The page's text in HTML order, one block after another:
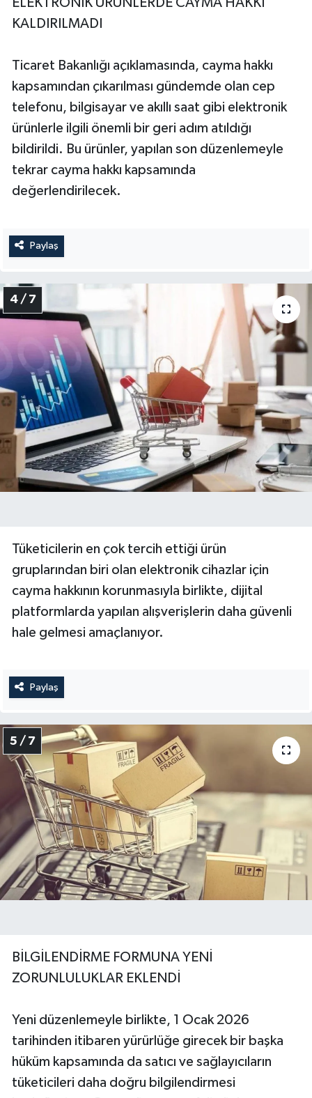
ELEKTRONİK ÜRÜNLERDE CAYMA HAKKI
KALDIRILMADI
Ticaret Bakanlığı açıklamasında, cayma hakkı
kapsamından çıkarılması gündemde olan cep
telefonu, bilgisayar ve akıllı saat gibi elektronik
ürünlerle ilgili önemli bir geri adım atıldığı
bildirildi. Bu ürünler, yapılan son düzenlemeyle
tekrar cayma hakkı kapsamında
değerlendirilecek.
Paylaş
4 / 7
Tüketicilerin en çok tercih ettiği ürün
gruplarından biri olan elektronik cihazlar için
cayma hakkının korunmasıyla birlikte, dijital
platformlarda yapılan alışverişlerin daha güvenli
hale gelmesi amaçlanıyor.
Paylaş
5 / 7
BİLGİLENDİRME FORMUNA YENİ
ZORUNLULUKLAR EKLENDİ
Yeni düzenlemeyle birlikte, 1 Ocak 2026
tarihinden itibaren yürürlüğe girecek bir başka
hüküm kapsamında da satıcı ve sağlayıcıların
tüketicileri daha doğru bilgilendirmesi